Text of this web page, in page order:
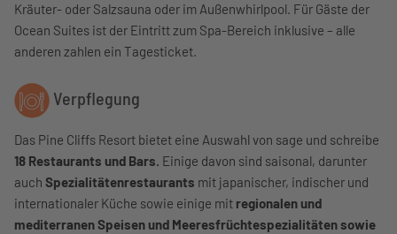
Kräuter- oder Salzsauna oder im Außenwhirlpool. Für Gäste der
Ocean Suites ist der Eintritt zum Spa-Bereich inklusive – alle
anderen zahlen ein Tagesticket.
Verpflegung
Das Pine Cliffs Resort bietet eine Auswahl von sage und schreibe
18 Restaurants und Bars. Einige davon sind saisonal, darunter
auch Spezialitätenrestaurants mit japanischer, indischer und
internationaler Küche sowie einige mit regionalen und
mediterranen Speisen und Meeresfrüchtespezialitäten sowie